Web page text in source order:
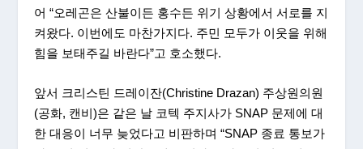
어 “오레곤은 산불이든 홍수든 위기 상황에서 서로를 지
켜왔다. 이번에도 마찬가지다. 주민 모두가 이웃을 위해
힘을 보태주길 바란다”고 호소했다.
앞서 크리스틴 드레이잔(Christine Drazan) 주상원의원
(공화, 캔비)은 같은 날 코텍 주지사가 SNAP 문제에 대
한 대응이 너무 늦었다고 비판하며 “SNAP 종료 통보가